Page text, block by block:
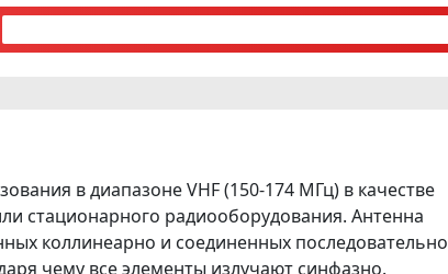
в диапазоне VHF (150-174 МГц) в качестве
стационарного радиооборудования. Антенна
коллинеарно и соединенных последовательно
чему все элементы излучают синфазно.